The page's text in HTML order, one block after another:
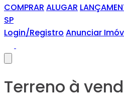
COMPRAR ALUGAR
SP
Login/Registro Anunciar
Terreno à